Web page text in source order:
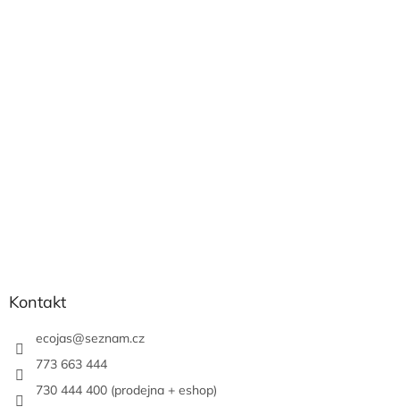
Kontakt
ecojas@seznam.cz
773 663 444
730 444 400 (prodejna + eshop)